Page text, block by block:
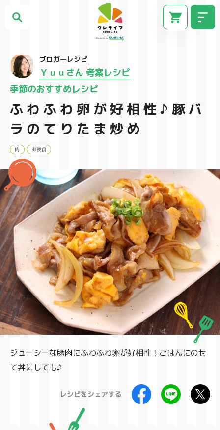
製
ブロガーレシピ
Ｙｕｕさん 考案レシピ
季節のおすすめレシピ
ふわふわ卵が好相性♪豚バ
ラのてりたま炒め
肉 お夜食
レシピをシェアする
ジューシーな豚肉にふわふわ卵が好相性！ごはんにのせ
て丼にしても♪